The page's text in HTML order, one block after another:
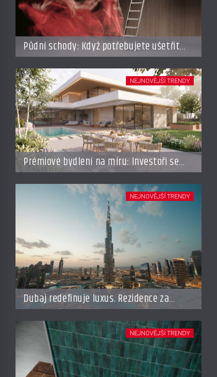
Půdní schody: Když potřebujete ušetřit
místo, ale nechcete dělat kompromisy
Prémiové bydlení na míru: Investoři se
vracejí do Česka, roste zájem o top
adresy i byty a domy za stovky milionů
NEJNOVĚJŠÍ TRENDY
Dubaj redefinuje luxus. Rezidence za
miliardy dnes připomínají soukromé
resorty budoucnosti
NEJNOVĚJŠÍ TRENDY
NEJNOVĚJŠÍ TRENDY